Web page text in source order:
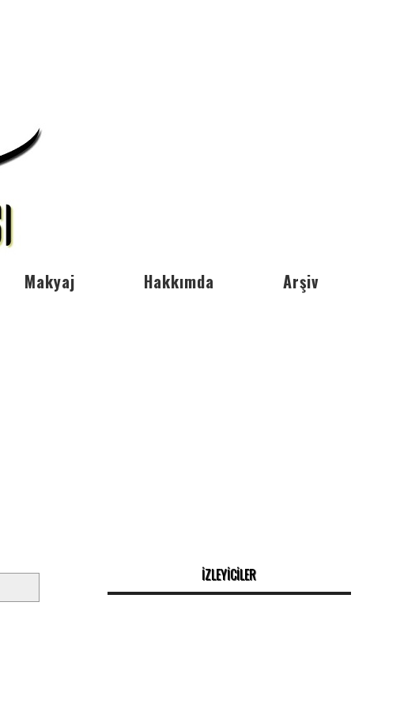
Makyaj Hakkımda Arşiv
İZLEYİCİLER